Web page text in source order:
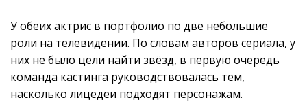
У обеих актрис в портфолио по две небольшие
роли на телевидении. По словам авторов сериала, у
них не было цели найти звёзд, в первую очередь
команда кастинга руководствовалась тем,
насколько лицедеи подходят персонажам.